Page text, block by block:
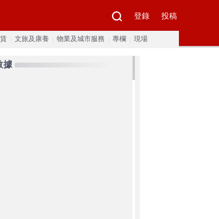
登錄 投稿
文旅及康養 物業及城市服務 專欄 現場
據